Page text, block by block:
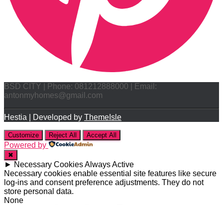
BSD CITY | Phone: 081212888000 | Email:
antonmyhomes@gmail.com
Hestia | Developed by ThemeIsle
Customize Reject All Accept All
Powered by
✖
► Necessary CookiesAlways Active
Necessary cookies enable essential site features like secure
log-ins and consent preference adjustments. They do not
store personal data.
None